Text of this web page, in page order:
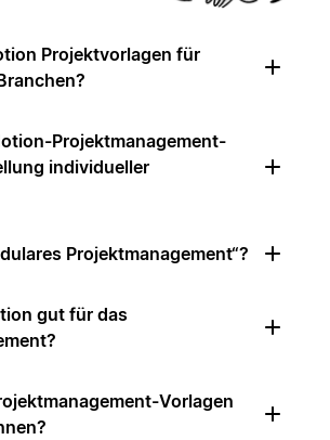
Projektvorlagen für
Projektmanagement-
individueller
Projektmanagement“?
gut für das
Vorlagen